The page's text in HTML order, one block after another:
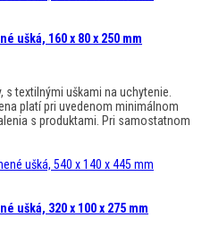
ušká, 160 x 80 x 250 mm
s textilnými uškami na uchytenie.
platí pri uvedenom minimálnom
s produktami. Pri samostatnom
ušká, 320 x 100 x 275 mm